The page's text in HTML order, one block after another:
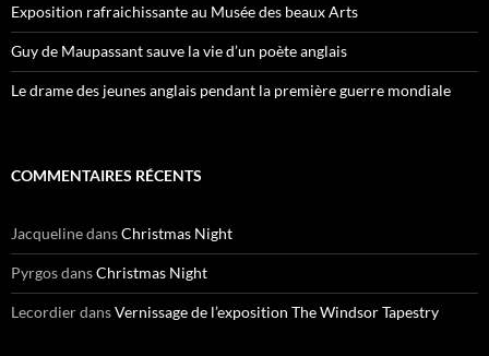
Exposition rafraichissante au Musée des beaux Arts
Guy de Maupassant sauve la vie d’un poète anglais
Le drame des jeunes anglais pendant la première guerre mondiale
COMMENTAIRES RÉCENTS
JacquelinedansChristmas Night
PyrgosdansChristmas Night
LecordierdansVernissage de l’exposition The Windsor Tapestry